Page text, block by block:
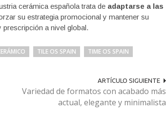
cerámica española trata de adaptarse a las
su estrategia promocional y mantener su
a nivel global.
TILE OS SPAIN TIME OS SPAIN
ARTÍCULO SIGUIENTE
Variedad de formatos con acabado más
actual, elegante y minimalista